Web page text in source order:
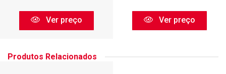
Ver preço Ver preço
Produtos Relacionados